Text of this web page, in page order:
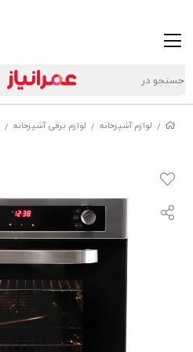
/ لوازم آشپزخانه / لوازم برقی آشپزخانه /